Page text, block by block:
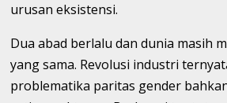
urusan eksistensi.
Dua abad berlalu dan dunia masih
yang sama. Revolusi industri
problematika paritas gender